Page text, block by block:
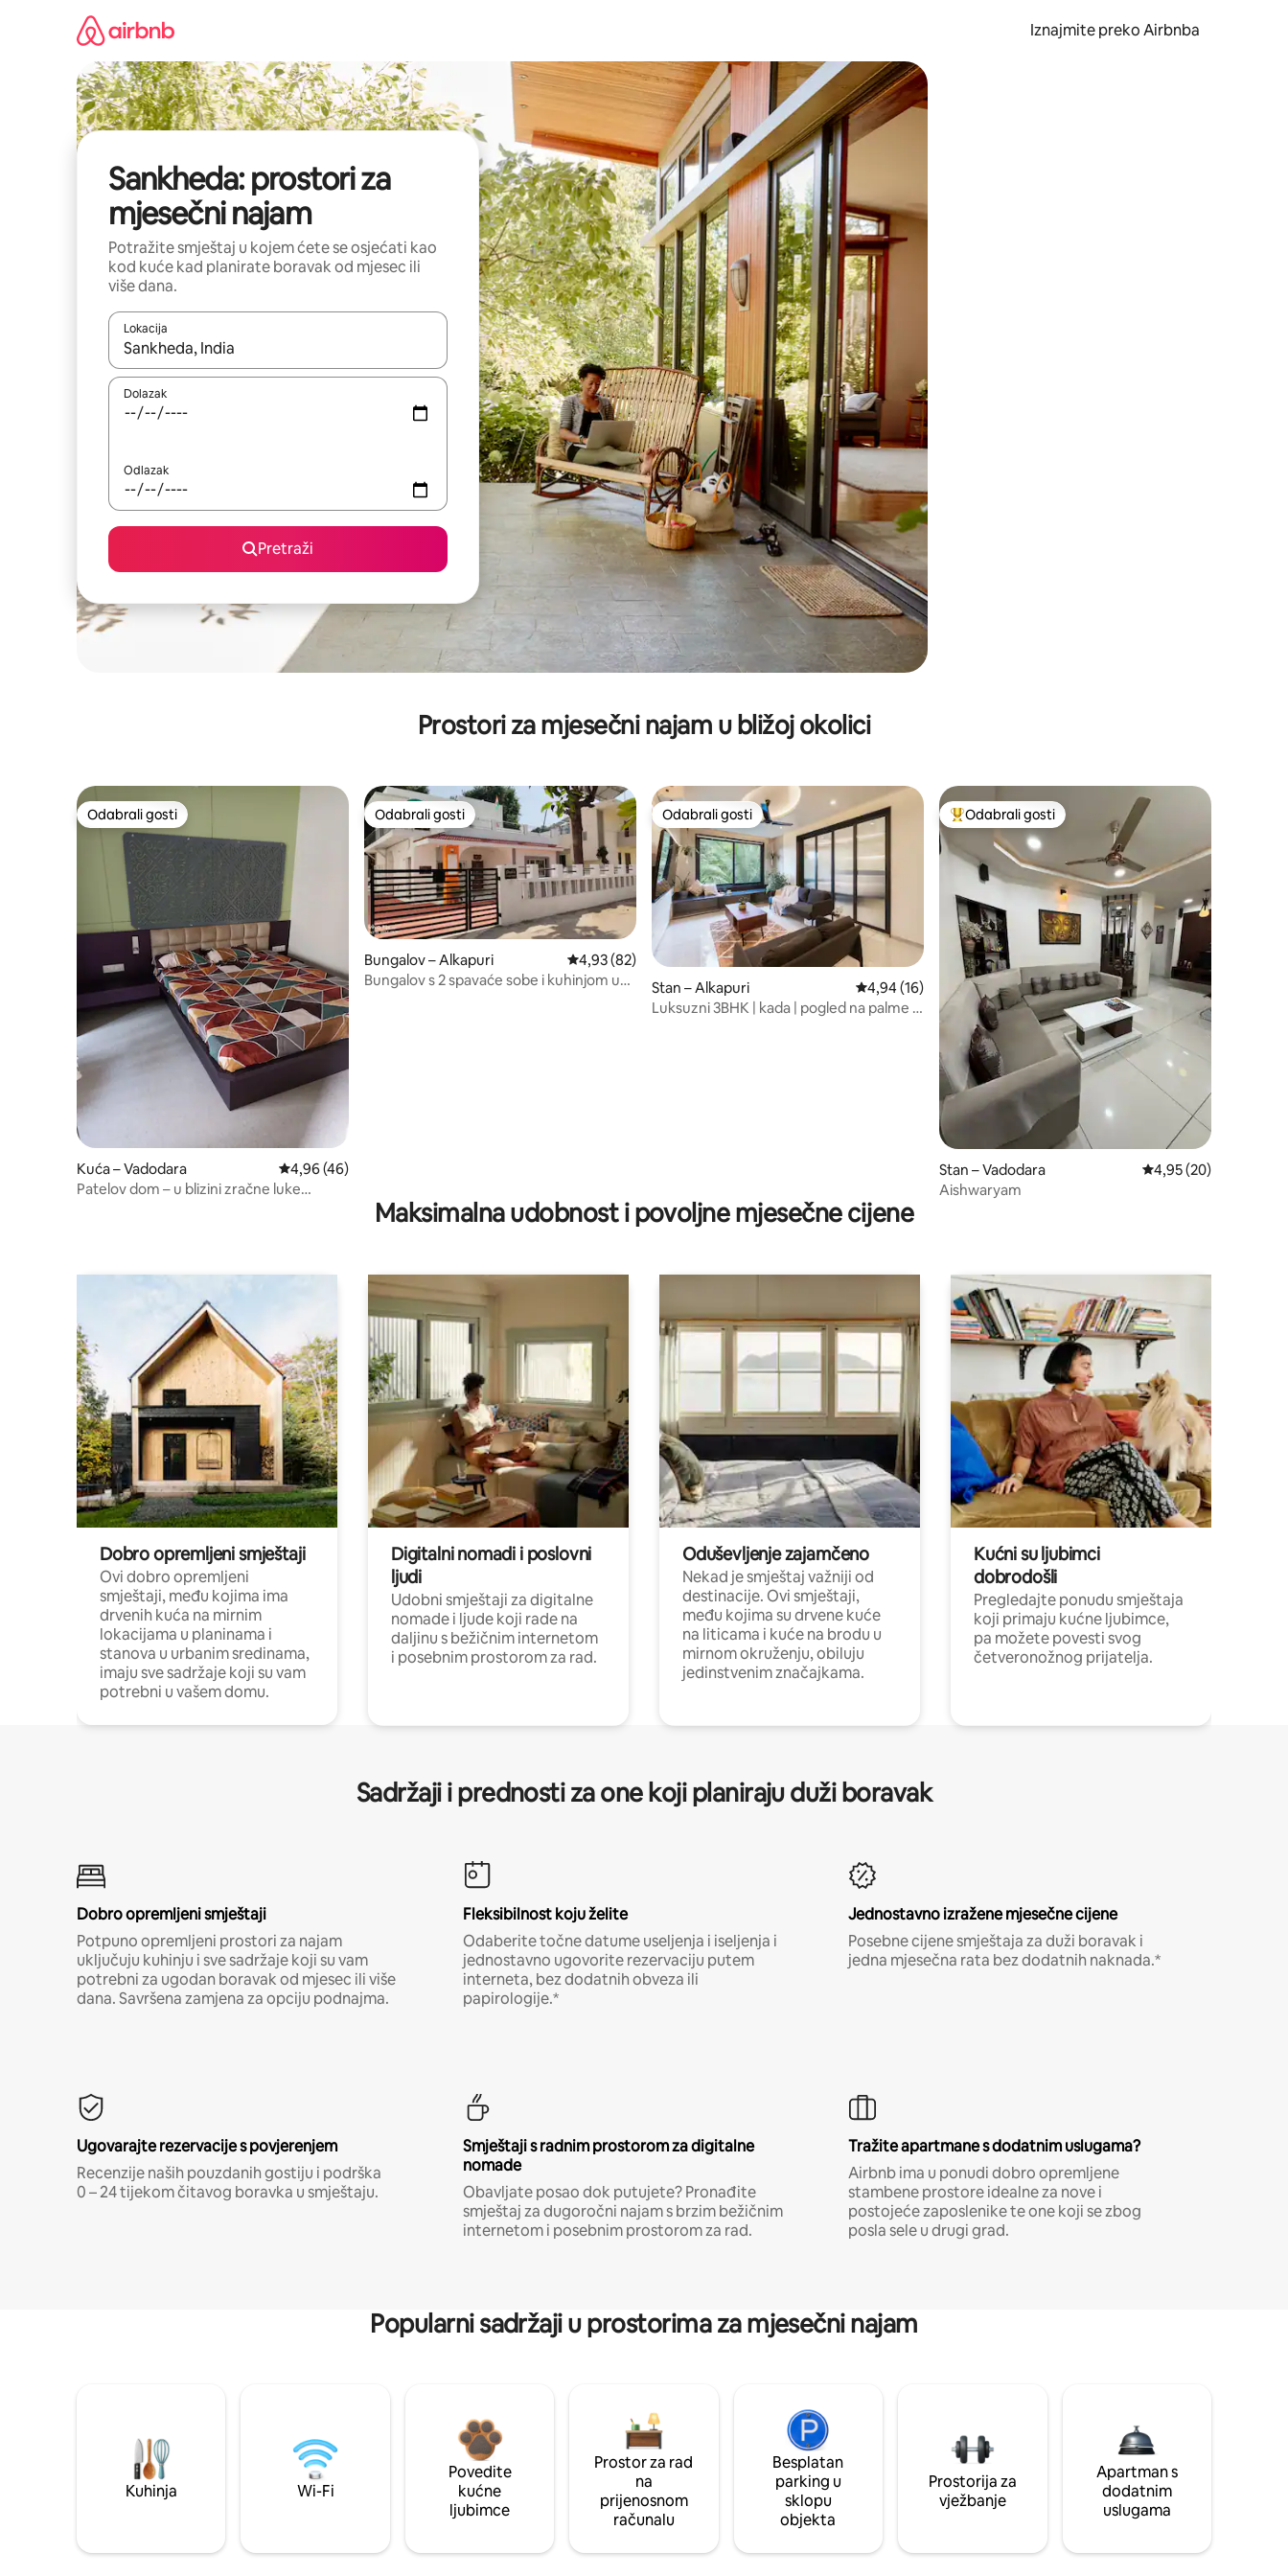
Iznajmite preko Airbnba
Sankheda: prostori za
mjesečni najam
Potražite smještaj u kojem ćete se osjećati kao
kod kuće kad planirate boravak od mjesec ili
više dana.
Lokacija
Kada budu dostupni rezultati, moći ćete ih pregledati koristeći se strelicama prema gore i prema dolje, kao i dodirom ili prelaskom prstom po zaslonu.
Dolazak
Odlazak
Pretraži
Prostori za mjesečni najam u bližoj okolici
Odabrali gosti
Odabrali gosti
Kuća – Vadodara Prosječna ocjena: 4,96/5, recenzija: 46
4,96 (46)
Patelov dom – u blizini zračne luke
Odabrali gosti
Odabrali gosti
Bungalov – Alkapuri Prosječna ocjena: 4,93/5, recenzija: 82
4,93 (82)
Bungalov s 2 spavaće sobe i kuhinjom u
Odabrali gosti
Odabrali gosti
Stan – Alkapuri Prosječna ocjena: 4,94/5, recenzija: 16
4,94 (16)
Luksuzni 3BHK | kada | pogled na palme |
Među najviše rangiranima s oznakom „Odabrali gosti”
Odabrali gosti
Stan – Vadodara Prosječna ocjena:
4,95 (20)
Aishwaryam
Maksimalna udobnost i povoljne mjesečne cijene
Dobro opremljeni smještaji
Ovi dobro opremljeni
smještaji, među kojima ima
drvenih kuća na mirnim
lokacijama u planinama i
stanova u urbanim sredinama,
imaju sve sadržaje koji su vam
potrebni u vašem domu.
Digitalni nomadi i poslovni
ljudi
Udobni smještaji za digitalne
nomade i ljude koji rade na
daljinu s bežičnim internetom
i posebnim prostorom za rad.
Oduševljenje zajamčeno
Nekad je smještaj važniji od
destinacije. Ovi smještaji,
među kojima su drvene kuće
na liticama i kuće na brodu u
mirnom okruženju, obiluju
jedinstvenim značajkama.
Kućni su ljubimci
dobrodošli
Pregledajte ponudu smještaja
koji primaju kućne ljubimce,
pa možete povesti svog
četveronožnog prijatelja.
Sadržaji i prednosti za one koji planiraju duži boravak
Dobro opremljeni smještaji
Potpuno opremljeni prostori za najam
uključuju kuhinju i sve sadržaje koji su vam
potrebni za ugodan boravak od mjesec ili više
dana. Savršena zamjena za opciju podnajma.
Fleksibilnost koju želite
Odaberite točne datume useljenja i iseljenja i
jednostavno ugovorite rezervaciju putem
interneta, bez dodatnih obveza ili
papirologije.*
Jednostavno izražene mjesečne cijene
Posebne cijene smještaja za duži boravak i
jedna mjesečna rata bez dodatnih naknada.*
Ugovarajte rezervacije s povjerenjem
Recenzije naših pouzdanih gostiju i podrška
0 – 24 tijekom čitavog boravka u smještaju.
Smještaji s radnim prostorom za digitalne
nomade
Obavljate posao dok putujete? Pronađite
smještaj za dugoročni najam s brzim bežičnim
internetom i posebnim prostorom za rad.
Tražite apartmane s dodatnim uslugama?
Airbnb ima u ponudi dobro opremljene
stambene prostore idealne za nove i
postojeće zaposlenike te one koji se zbog
posla sele u drugi grad.
Popularni sadržaji u prostorima za mjesečni najam
Kuhinja Wi-Fi
Povedite
kućne
ljubimce
Prostor za rad
na
prijenosnom
računalu
Besplatan
parking u
sklopu
objekta
Prostorija za
vježbanje
Apartman s
dodatnim
uslugama